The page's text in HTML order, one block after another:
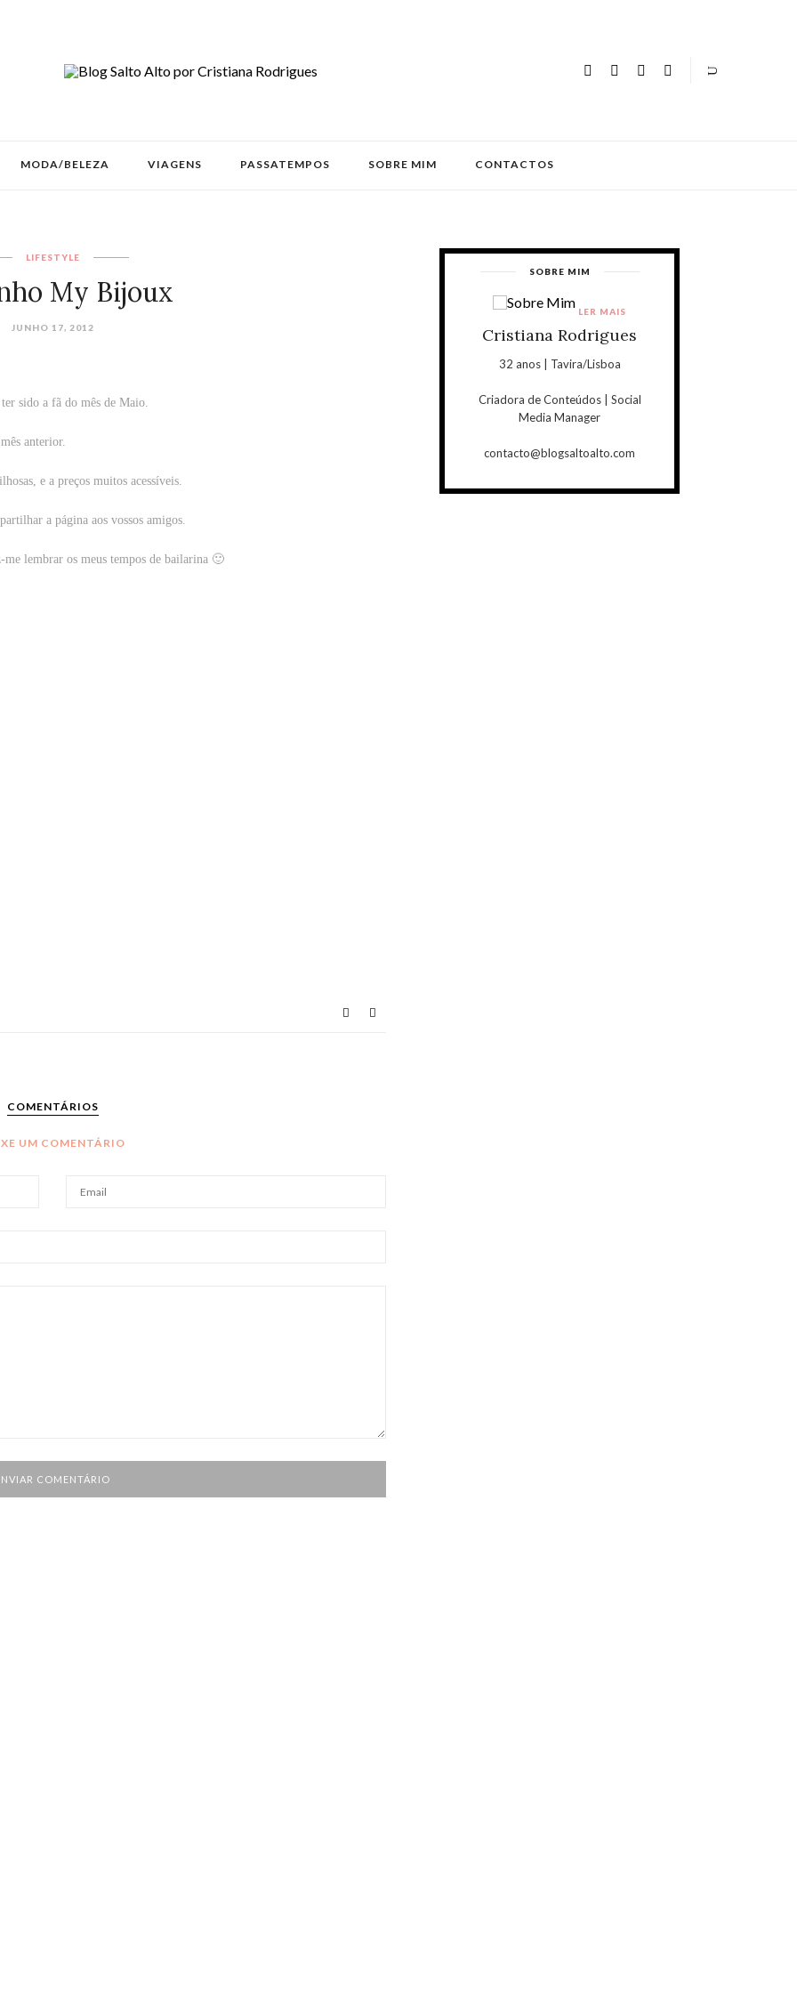
MODA/BELEZA VIAGENS PASSATEMPOS SOBRE MIM CONTACTOS
LIFESTYLE
My Bijoux
JUNHO 17, 2012
sido a fã do mês de Maio.
anterior.
e a preços muitos acessíveis.
a página aos vossos amigos.
lembrar os meus tempos de bailarina 🙂
COMENTÁRIOS
UM COMENTÁRIO
SOBRE MIM
Cristiana Rodrigues
32 anos | Tavira/Lisboa
Criadora de Conteúdos | Social
Media Manager
contacto@blogsaltoalto.com
LER MAIS